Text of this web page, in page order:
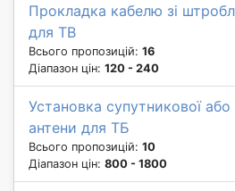
Прокладка кабелю зі
для ТВ
Всього пропозицій: 16
Діапазон цін: 120 - 240
Установка супутникової або
антени для ТБ
Всього пропозицій: 10
Діапазон цін: 800 - 1800